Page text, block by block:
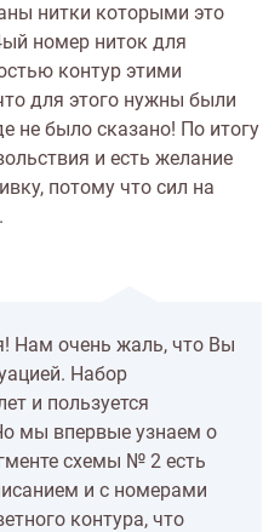
нитки которыми это
номер ниток для
контур этими
для этого нужны были
не было сказано! По итогу
и есть желание
потому что сил на
Нам очень жаль, что Вы
Набор
и пользуется
мы впервые узнаем о
схемы № 2 есть
и с номерами
контура, что